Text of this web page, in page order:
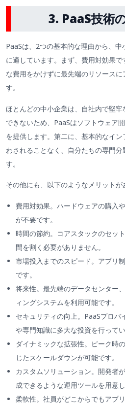
3. PaaS技術
PaaSは、2つの基本的な理由から、
に適しています。まず、費用対効果
な費用をかけずに最先端のリソース
す。
ほとんどの中小企業は、自社内で堅
できないため、PaaSはソフトウェア
を提供します。第二に、基本的なイ
わされることなく、自分たちの専門
す。
その他にも、以下のようなメリットが
費用対効果。ハードウェアの購入
が不要です。
時間の節約。コアスタックのセッ
間を割く必要がありません。
市場投入までのスピード。アプリ
です。
将来性。最先端のデータセンター
ィングシステムを利用可能です。
セキュリティの向上。PaaSプロ
や専門知識に多大な投資を行ってい
ダイナミックな拡張性。ピーク時
じたスケールダウンが可能です。
カスタムソリューション。開発者
成できるような運用ツールを用意し
柔軟性。社員がどこからでもアプ